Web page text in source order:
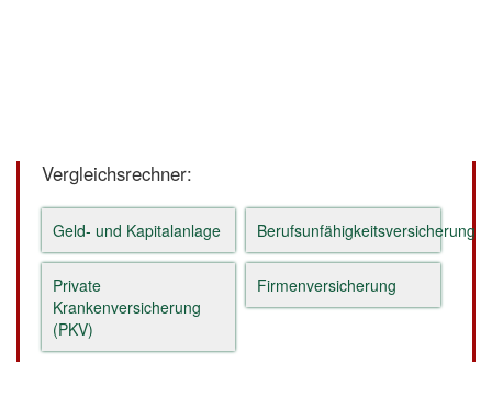
Vergleichsrechner:
Geld- und Kapitalanlage Berufsunfähigkeitsversicherung
Private
Krankenversicherung
(PKV)
Firmenversicherung